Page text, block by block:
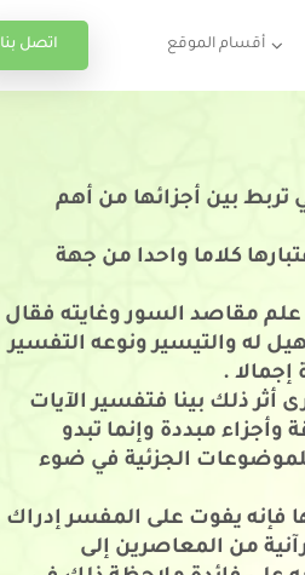
اتصل بنا أقسام الموقع
تربط بين أجزائها من أهم
كلاما واحدا من جهة
مقاصد السور وغايته فقال
له والتيسير ونوعه التفسير
.
أثر ذلك بينا فتفسير الآيات
مبددة وإنما تبدو
الجزئية في ضوء
فإنه يفوت على المفسر إدراك
من المعاصرين إلى